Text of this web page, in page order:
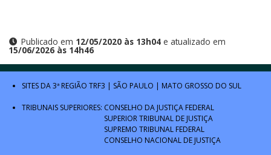
Publicado em 12/05/2020 às 13h04e atualizado em
15/06/2026 às 14h46
SITES DA 3ª REGIÃO TRF3 | SÃO PAULO | MATO GROSSO DO SUL
TRIBUNAIS SUPERIORES: CONSELHO DA JUSTIÇA FEDERAL
SUPERIOR TRIBUNAL DE JUSTIÇA
SUPREMO TRIBUNAL FEDERAL
CONSELHO NACIONAL DE JUSTIÇA